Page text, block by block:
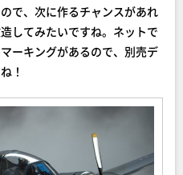
で、次に作るチャンスがあれ
してみたいですね。ネットで
ーキングがあるので、別売デ
！